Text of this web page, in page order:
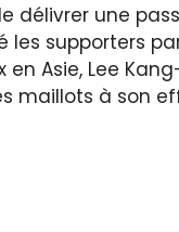
délivrer une
supporters
Asie, Lee
maillots à son